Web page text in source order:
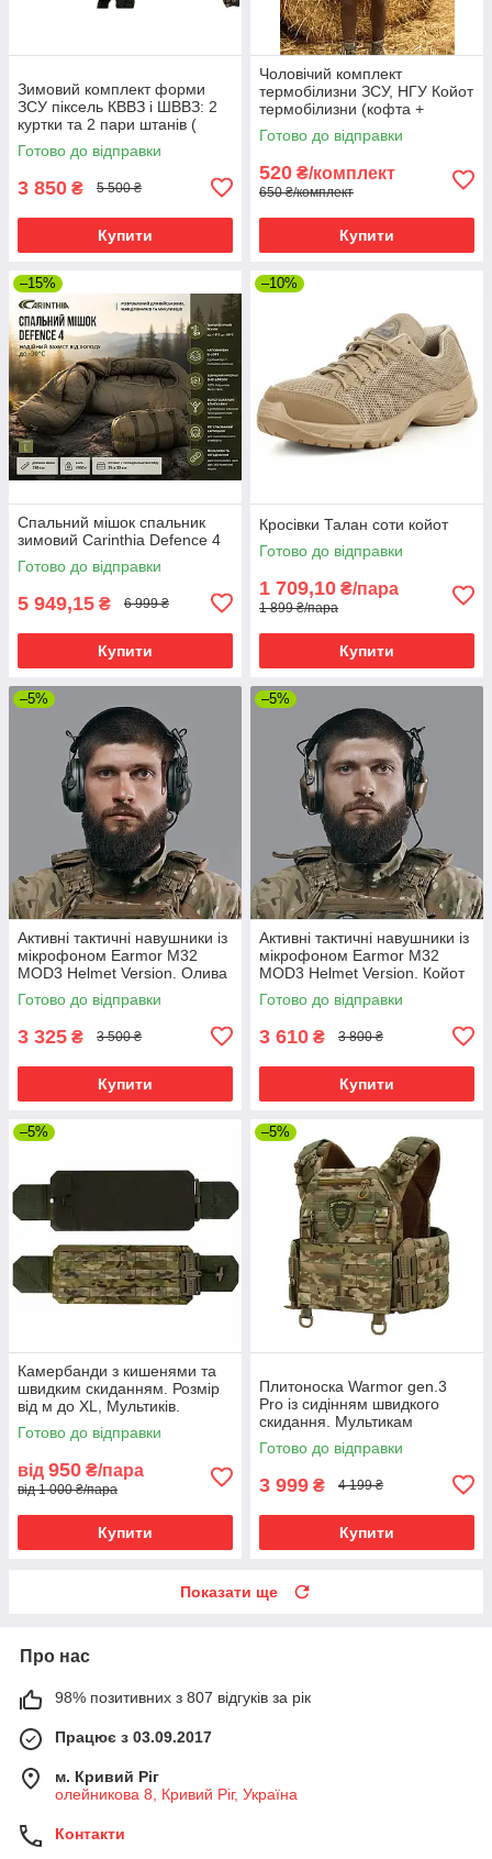
Зимовий комплект форми
ЗСУ піксель КВВЗ і ШВВЗ: 2
куртки та 2 пари штанів (
Комплект форми "чотирка")
Готово до відправки
3 850 ₴ 5 500 ₴
Купити
Чоловічий комплект
термобілизни ЗСУ, НГУ Койот
термобілизни (кофта +
штани), у кубики (карта)
мікрофліс
Готово до відправки
520 ₴/комплект
650 ₴/комплект
Купити
–15%
Спальний мішок спальник
зимовий Carinthia Defence 4
Готово до відправки
5 949,15 ₴ 6 999 ₴
Купити
–10%
Кросівки Талан соти койот
Готово до відправки
1 709,10 ₴/пара
1 899 ₴/пара
Купити
–5%
Активні тактичні навушники із
мікрофоном Earmor M32
MOD3 Helmet Version. Олива
Готово до відправки
3 325 ₴ 3 500 ₴
Купити
–5%
Активні тактичні навушники із
мікрофоном Earmor M32
MOD3 Helmet Version. Койот
Готово до відправки
3 610 ₴ 3 800 ₴
Купити
–5%
Камербанди з кишенями та
швидким скиданням. Розмір
від м до XL, Мультиків.
Комплект із 2 шт.
Готово до відправки
від 950 ₴/пара
від 1 000 ₴/пара
Купити
–5%
Плитоноска Warmor gen.3
Pro із сидінням швидкого
скидання. Мультикам
Готово до відправки
3 999 ₴ 4 199 ₴
Купити
Показати ще
Про нас
98% позитивних з 807 відгуків за рік
Працює з 03.09.2017
м. Кривий Ріг
олейникова 8, Кривий Ріг, Україна
Контакти